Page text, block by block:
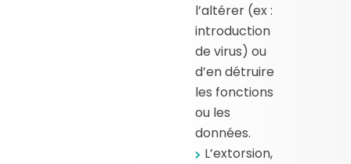
l’altérer (ex :
introduction
de virus) ou
d’en détruire
les fonctions
ou les
données.
L’extorsion,